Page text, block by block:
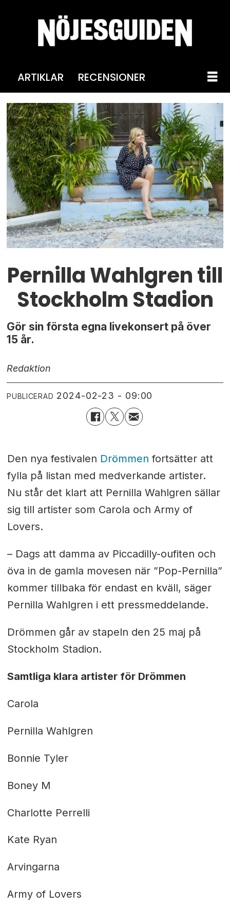
ARTIKLAR RECENSIONER
Pernilla Wahlgren till
Stockholm Stadion
Gör sin första egna livekonsert på över
15 år.
Redaktion
PUBLICERAD 2024-02-23 - 09:00
Den nya festivalen Drömmen fortsätter att
fylla på listan med medverkande artister.
Nu står det klart att Pernilla Wahlgren sällar
sig till artister som Carola och Army of
Lovers.
– Dags att damma av Piccadilly-oufiten och
öva in de gamla movesen när ”Pop-Pernilla”
kommer tillbaka för endast en kväll, säger
Pernilla Wahlgren i ett pressmeddelande.
Drömmen går av stapeln den 25 maj på
Stockholm Stadion.
Samtliga klara artister för Drömmen
Carola
Pernilla Wahlgren
Bonnie Tyler
Boney M
Charlotte Perrelli
Kate Ryan
Arvingarna
Army of Lovers